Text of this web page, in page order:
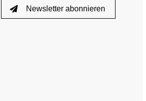
NewsletterNewsletter abonnieren